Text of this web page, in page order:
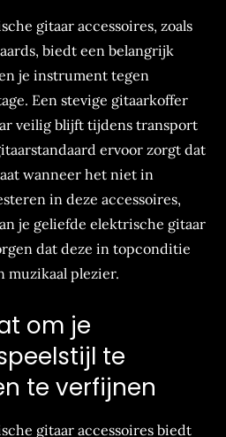
gitaar accessoires, zoals
biedt een belangrijk
je instrument tegen
Een stevige gitaarkoffer
veilig blijft tijdens transport
ervoor zorgt dat
wanneer het niet in
in deze accessoires,
je geliefde elektrische gitaar
dat deze in topconditie
muzikaal plezier.
om je
te
te verfijnen
gitaar accessoires biedt